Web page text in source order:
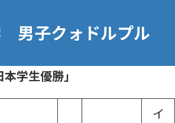
男子クォドルプル
学生優勝」
イ